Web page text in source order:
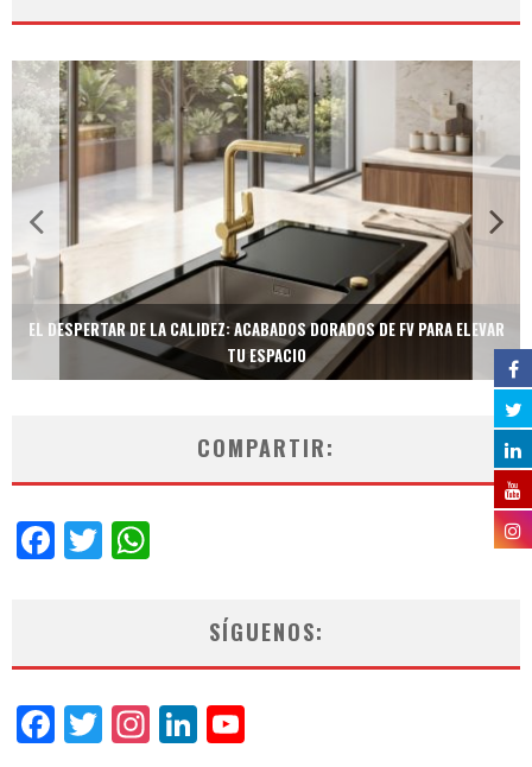
EL DESPERTAR DE LA CALIDEZ: ACABADOS DORADOS DE FV PARA ELEVAR
TU ESPACIO
COMPARTIR:
Facebook
Twitter
SÍGUENOS:
Facebook
Twitter
Instagram
LinkedIn